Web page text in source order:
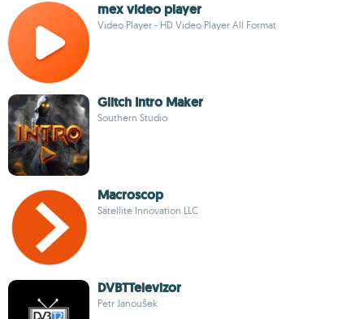
mex video player
Video Player - HD Video Player All Format
Glitch Intro Maker
Southern Studio
Macroscop
Satellite Innovation LLC
DVBTTelevizor
Petr Janoušek